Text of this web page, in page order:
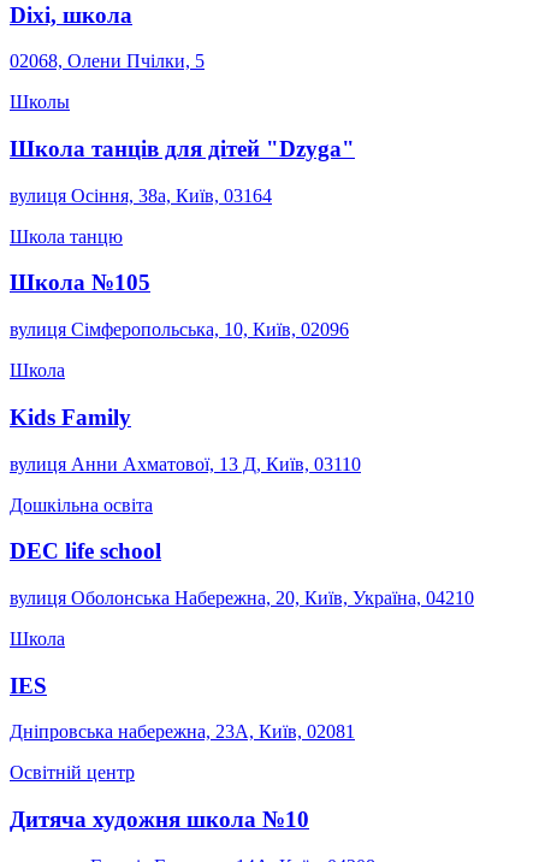
Dixi, школа
02068, Олени Пчілки, 5
Школы
Школа танців для дітей "Dzyga"
вулиця Осіння, 38а, Київ, 03164
Школа танцю
Школа №105
вулиця Сімферопольська, 10, Київ, 02096
Школа
Kids Family
вулиця Анни Ахматової, 13 Д, Київ, 03110
Дошкільна освіта
DEC life school
вулиця Оболонська Набережна, 20, Київ, Україна, 04210
Школа
IES
Дніпровська набережна, 23А, Київ, 02081
Освітній центр
Дитяча художня школа №10